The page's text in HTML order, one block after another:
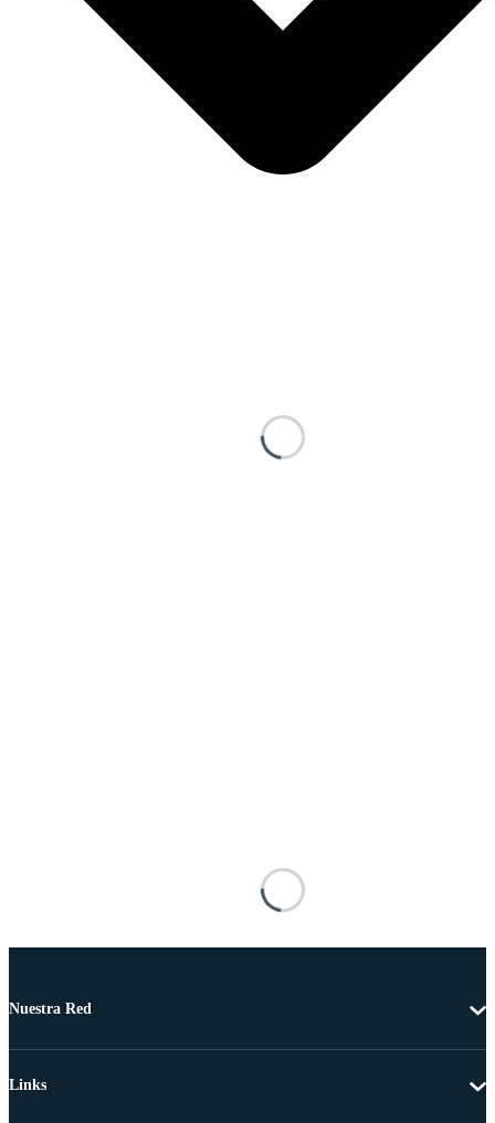
Nuestra Red
Links